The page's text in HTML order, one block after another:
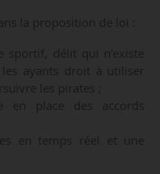
la proposition de loi :
délit qui n’existe
ayants droit à utiliser
les pirates ;
place des accords
en temps réel et une